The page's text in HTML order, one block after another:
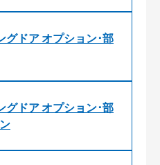
ドア オプション･部
ドア オプション･部